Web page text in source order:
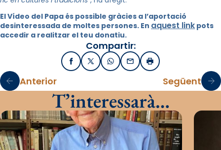
El Vídeo del Papa és possible gràcies a l’aportació
desinteressada de moltes persones. En aquest link pots
accedir a realitzar el teu donatiu.
Compartir:
FacebookX / TwitterWhatsApp
EmailImprimir
Anterior Següent
T’interessarà…